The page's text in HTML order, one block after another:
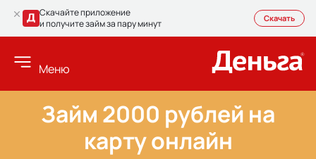
Скачайте приложение
и получите займ за пару минут
Скачать
Меню
Займ 2000 рублей на
карту онлайн